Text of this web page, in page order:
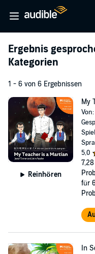
Ergebnis
Kategorien
1 - 6 von 6 Ergebnissen
Reinhören
My
Von:
5,0
für
In